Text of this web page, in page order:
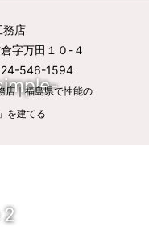
2
字万田１０-４
546-1594
店｜福島県で性能の
を建てる